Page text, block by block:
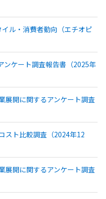
ル・消費者動向（エチオピ
ンケート調査報告書（2025年
展開に関するアンケート調査
スト比較調査（2024年12
展開に関するアンケート調査